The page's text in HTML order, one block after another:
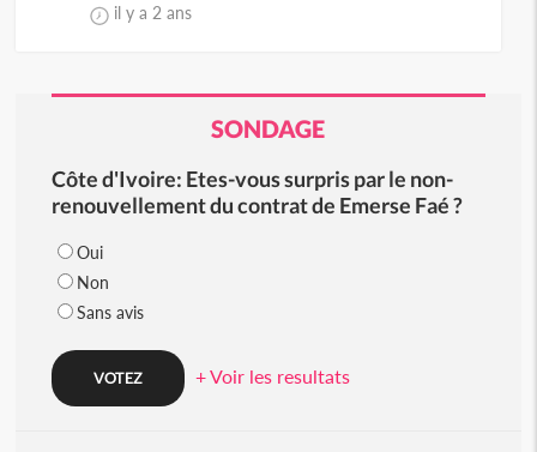
il y a 2 ans
SONDAGE
Côte d'Ivoire: Etes-vous surpris par le non-
renouvellement du contrat de Emerse Faé ?
Oui
Non
Sans avis
+ Voir les resultats